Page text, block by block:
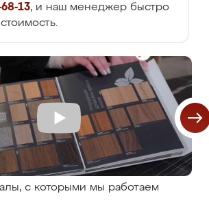
13, и наш менеджер быстро
с которыми мы работаем